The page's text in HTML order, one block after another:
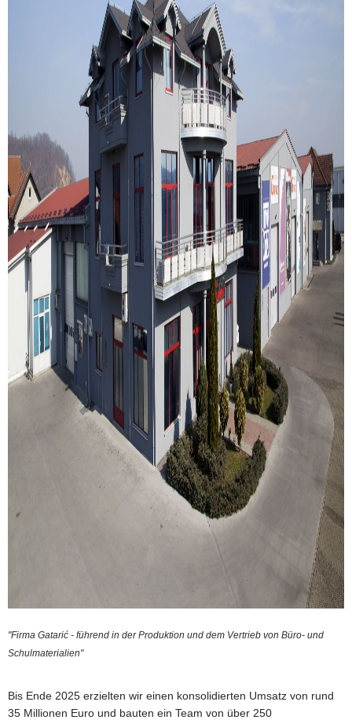
"Firma Gatarić - führend in der Produktion und dem Vertrieb von Büro- und
Schulmaterialien"
Bis Ende 2025 erzielten wir einen konsolidierten Umsatz von rund
35 Millionen Euro und bauten ein Team von über 250